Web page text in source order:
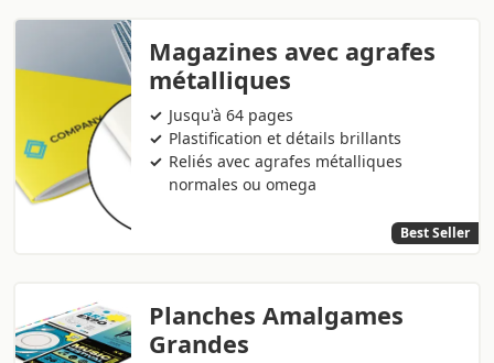
Magazines avec agrafes
métalliques
Jusqu'à 64 pages
Plastification et détails brillants
Reliés avec agrafes métalliques
normales ou omega
Best Seller
Planches Amalgames
Grandes